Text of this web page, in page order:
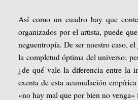
Así como un cuadro hay que
organizados por el artista, puede
neguentropía. De ser nuestro caso,
la completud óptima del universo;
¿de qué vale la diferencia entre la
exenta de esta acumulación
«no hay mal que por bien no